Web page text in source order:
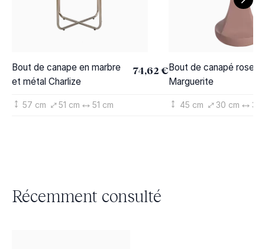
Bout de canape en marbre
et métal Charlize
74,62 €
57 cm 51 cm 51 cm
Bout de canapé rose
Marguerite
45 cm 30 cm 30
Récemment consulté